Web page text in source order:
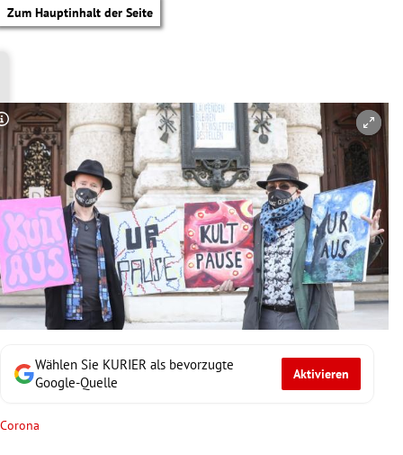
Zum Hauptinhalt der Seite
Untermenü
Untermenü
Wählen Sie KURIER als bevorzugte
Google-Quelle
Aktivieren
Corona
Copyright-Hinweis öffnen/schließen